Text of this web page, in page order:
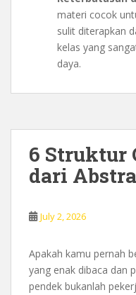
materi cocok
sulit diterapkan
kelas yang
daya.
6 Struktur
dari
July 2, 2026
Apakah kamu pernah
yang enak dibaca dan
pendek bukanlah